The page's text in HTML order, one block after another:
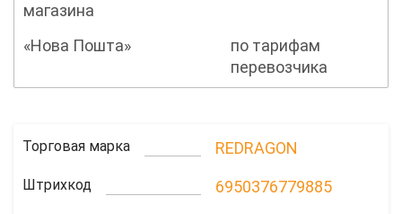
магазина
«Нова Пошта»
по тарифам
перевозчика
Торговая марка REDRAGON
Штрихкод 6950376779885